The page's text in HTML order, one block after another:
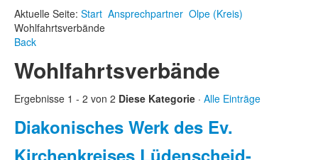
Aktuelle Seite: Start Ansprechpartner Olpe (Kreis)
Wohlfahrtsverbände
Back
Wohlfahrtsverbände
Ergebnisse 1 - 2 von 2 Diese Kategorie · Alle Einträge
Diakonisches Werk des Ev.
Kirchenkreises Lüdenscheid-